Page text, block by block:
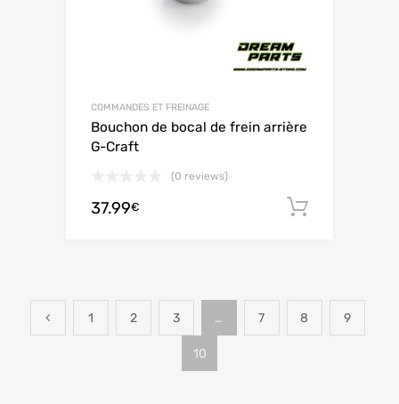
COMMANDES ET FREINAGE
Bouchon de bocal de frein arrière
G-Craft
(0 reviews)
37.99€
1 2 3 … 7 8 9
10